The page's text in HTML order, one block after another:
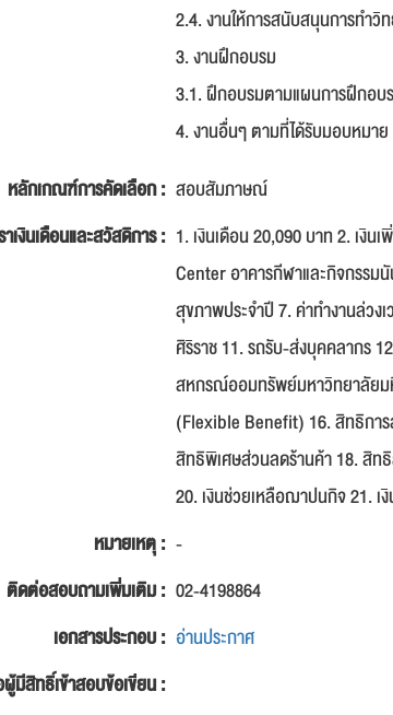
2.4. งานให้การสนับสนุนการทำ
3. งานฝึกอบรม
3.1. ฝึกอบรมตามแผนการฝึกอบ
4. งานอื่นๆ ตามที่ได้รับมอบหมาย
หลักเกณฑ์การคัดเลือก : สอบสัมภาษณ์
เงินเดือนและสวัสดิการ : 1. เงินเดือน 20,090 บาท 2. เงิ
Center อาคารกีฬาและกิจกรรม
สุขภาพประจำปี 7. ค่าทำงานล่ว
ศิริราช 11. รถรับ-ส่งบุคคลากร
สหกรณ์ออมทรัพย์มหาวิทยาลัยม
(Flexible Benefit) 16. สิทธิกา
สิทธิพิเศษส่วนลดร้านค้า 18. สิท
20. เงินช่วยเหลือฌาปนกิจ 21.
หมายเหตุ : -
ติดต่อสอบถามเพิ่มเติม : 02-4198864
เอกสารประกอบ : อ่านประกาศ
มีสิทธิ์เข้าสอบข้อเขียน :